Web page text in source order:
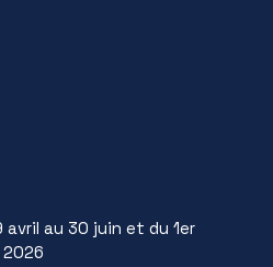
avril au 30 juin et du 1er